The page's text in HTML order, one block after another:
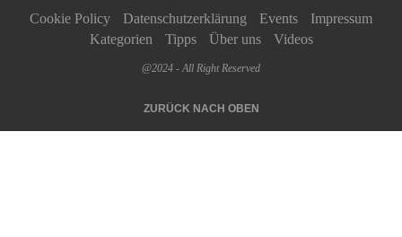
Cookie Policy Datenschutzerklärung Events
Impressum
Kategorien
Tipps Über uns Videos
@2024 - All Right Reserved
ZURÜCK NACH OBEN